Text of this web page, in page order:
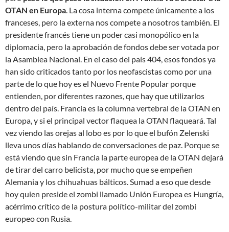
OTAN en Europa . La cosa interna compete únicamente a los
franceses, pero la externa nos compete a nosotros también. El
presidente francés tiene un poder casi monopólico en la
diplomacia, pero la aprobación de fondos debe ser votada por
la Asamblea Nacional. En el caso del país 404, esos fondos ya
han sido criticados tanto por los neofascistas como por una
parte de lo que hoy es el Nuevo Frente Popular porque
entienden, por diferentes razones, que hay que utilizarlos
dentro del país. Francia es la columna vertebral de la OTAN en
Europa, y si el principal vector flaquea la OTAN flaqueará. Tal
vez viendo las orejas al lobo es por lo que el bufón Zelenski
lleva unos días hablando de conversaciones de paz. Porque se
está viendo que sin Francia la parte europea de la OTAN dejará
de tirar del carro belicista, por mucho que se empeñen
Alemania y los chihuahuas bálticos. Sumad a eso que desde
hoy quien preside el zombi llamado Unión Europea es Hungría,
acérrimo crítico de la postura político-militar del zombi
europeo con Rusia.